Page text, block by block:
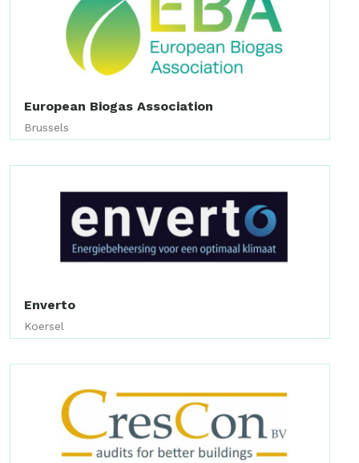
European Biogas Association
Brussels
Enverto
Koersel